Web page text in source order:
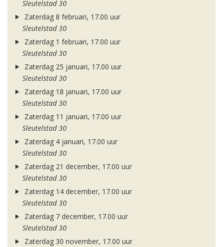
Sleutelstad 30
Zaterdag 8 februari, 17.00 uur
Sleutelstad 30
Zaterdag 1 februari, 17.00 uur
Sleutelstad 30
Zaterdag 25 januari, 17.00 uur
Sleutelstad 30
Zaterdag 18 januari, 17.00 uur
Sleutelstad 30
Zaterdag 11 januari, 17.00 uur
Sleutelstad 30
Zaterdag 4 januari, 17.00 uur
Sleutelstad 30
Zaterdag 21 december, 17.00 uur
Sleutelstad 30
Zaterdag 14 december, 17.00 uur
Sleutelstad 30
Zaterdag 7 december, 17.00 uur
Sleutelstad 30
Zaterdag 30 november, 17.00 uur